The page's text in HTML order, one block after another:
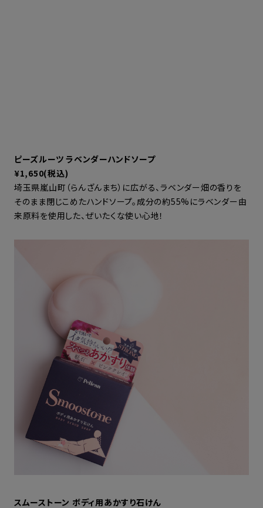
ピーズルーツ ラベンダーハンドソープ
¥1,650(税込)
埼玉県嵐山町（らんざんまち）に広がる、ラベンダー畑の香りを
そのまま閉じこめたハンドソープ。成分の約55%にラベンダー由
来原料を使用した、ぜいたくな使い心地！
スムーストーン ボディ用あかすり石けん